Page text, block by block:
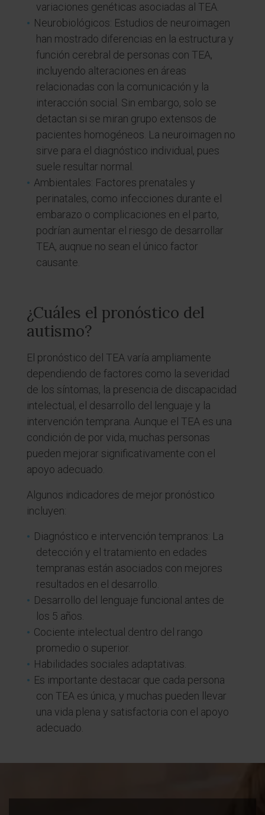
variaciones genéticas asociadas al TEA.
Neurobiológicos: Estudios de neuroimagen
han mostrado diferencias en la estructura y
función cerebral de personas con TEA,
incluyendo alteraciones en áreas
relacionadas con la comunicación y la
interacción social. Sin embargo, solo se
detactan si se miran grupo extensos de
pacientes homogéneos. La neuroimagen no
sirve para el diagnóstico individual, pues
suele resultar normal.
Ambientales: Factores prenatales y
perinatales, como infecciones durante el
embarazo o complicaciones en el parto,
podrían aumentar el riesgo de desarrollar
TEA, auqnue no sean el único factor
causante.
¿Cuáles el pronóstico del
autismo?
El pronóstico del TEA varía ampliamente
dependiendo de factores como la severidad
de los síntomas, la presencia de discapacidad
intelectual, el desarrollo del lenguaje y la
intervención temprana. Aunque el TEA es una
condición de por vida, muchas personas
pueden mejorar significativamente con el
apoyo adecuado.
Algunos indicadores de mejor pronóstico
incluyen:
Diagnóstico e intervención tempranos: La
detección y el tratamiento en edades
tempranas están asociados con mejores
resultados en el desarrollo.
Desarrollo del lenguaje funcional antes de
los 5 años.
Cociente intelectual dentro del rango
promedio o superior.
Habilidades sociales adaptativas.
Es importante destacar que cada persona
con TEA es única, y muchas pueden llevar
una vida plena y satisfactoria con el apoyo
adecuado.